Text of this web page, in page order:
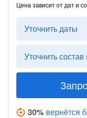
Цена зависит от дат и
Уточнить даты
Уточнить состав
30% вернётся